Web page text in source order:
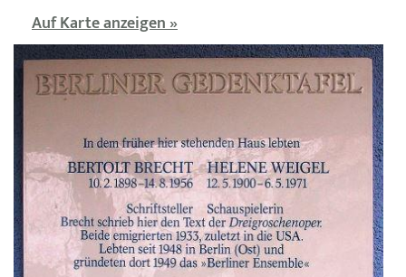
Auf Karte anzeigen »